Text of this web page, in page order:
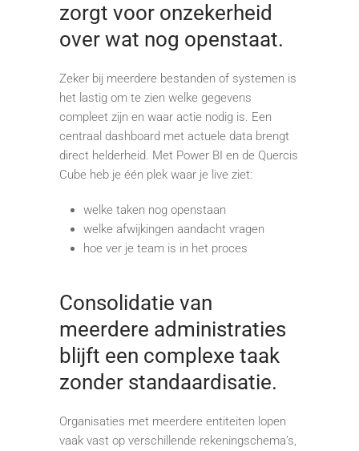
zorgt voor onzekerheid
over wat nog openstaat.
Zeker bij meerdere bestanden of systemen is
het lastig om te zien welke gegevens
compleet zijn en waar actie nodig is. Een
centraal dashboard met actuele data brengt
direct helderheid. Met Power BI en de Quercis
Cube heb je één plek waar je live ziet:
welke taken nog openstaan
welke afwijkingen aandacht vragen
hoe ver je team is in het proces
Consolidatie van
meerdere administraties
blijft een complexe taak
zonder standaardisatie.
Organisaties met meerdere entiteiten lopen
vaak vast op verschillende rekeningschema’s,